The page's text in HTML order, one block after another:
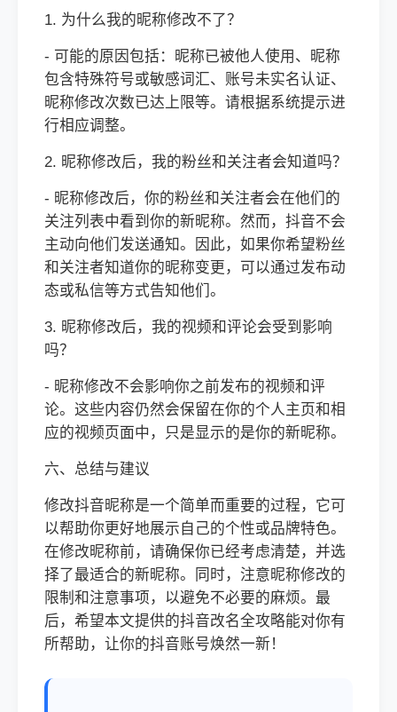
1. 为什么我的昵称修改不了？
- 可能的原因包括：昵称已被他人使用、昵称
包含特殊符号或敏感词汇、账号未实名认证、
昵称修改次数已达上限等。请根据系统提示进
行相应调整。
2. 昵称修改后，我的粉丝和关注者会知道吗？
- 昵称修改后，你的粉丝和关注者会在他们的
关注列表中看到你的新昵称。然而，抖音不会
主动向他们发送通知。因此，如果你希望粉丝
和关注者知道你的昵称变更，可以通过发布动
态或私信等方式告知他们。
3. 昵称修改后，我的视频和评论会受到影响
吗？
- 昵称修改不会影响你之前发布的视频和评
论。这些内容仍然会保留在你的个人主页和相
应的视频页面中，只是显示的是你的新昵称。
六、总结与建议
修改抖音昵称是一个简单而重要的过程，它可
以帮助你更好地展示自己的个性或品牌特色。
在修改昵称前，请确保你已经考虑清楚，并选
择了最适合的新昵称。同时，注意昵称修改的
限制和注意事项，以避免不必要的麻烦。最
后，希望本文提供的抖音改名全攻略能对你有
所帮助，让你的抖音账号焕然一新！